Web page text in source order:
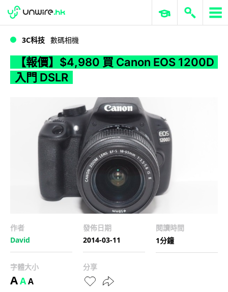
WWDC 2026 ERP 與商業 AI
3C科技 數碼相機
【報價】$4,980 買 Canon EOS 1200D
入門 DSLR
作者
David
發佈日期
2014-03-11
閱讀時間
1分鐘
字體大小
AAA
分享